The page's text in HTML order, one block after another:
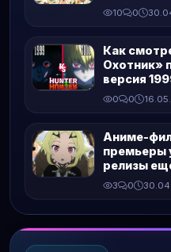
10 0
Как
Охотник»
версия
0 0
Аниме-
премьеры
релизы
3 0